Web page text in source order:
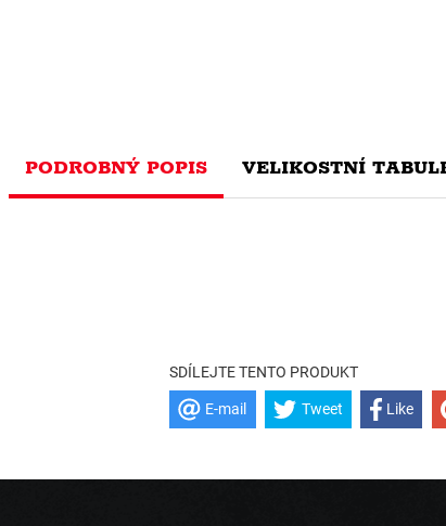
PODROBNÝ POPIS VELIKOSTNÍ
SDÍLEJTE TENTO PRODUKT
E-mail Tweet Like